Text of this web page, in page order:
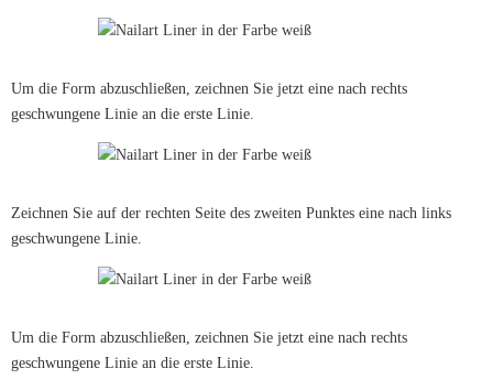
Um die Form abzuschließen, zeichnen Sie jetzt eine nach rechts
geschwungene Linie an die erste Linie.
Zeichnen Sie auf der rechten Seite des zweiten Punktes eine nach links
geschwungene Linie.
Um die Form abzuschließen, zeichnen Sie jetzt eine nach rechts
geschwungene Linie an die erste Linie.